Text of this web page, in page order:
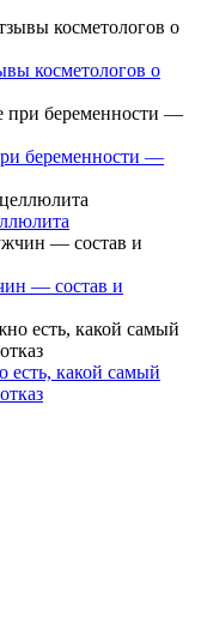
косметологов о
беременности —
— состав и
есть, какой самый